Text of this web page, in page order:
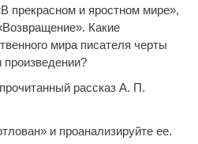
прекрасном и яростном мире»,
Какие
мира писателя черты
произведении?
рассказ А. П.
и проанализируйте ее.